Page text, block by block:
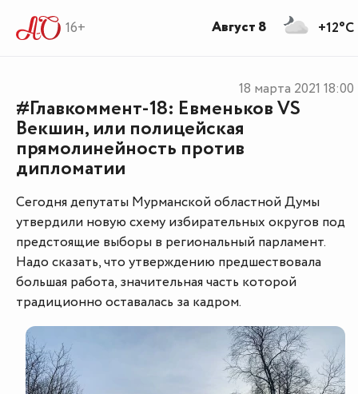
16+
#Главкоммент-18: Евменьков VS
Векшин, или полицейская
прямолинейность против
дипломатии
18 марта 2021 18:00
Сегодня депутаты Мурманской областной Думы
утвердили новую схему избирательных округов под
предстоящие выборы в региональный парламент.
Надо сказать, что утверждению предшествовала
большая работа, значительная часть которой
традиционно оставалась за кадром.
+12°C
Август 8